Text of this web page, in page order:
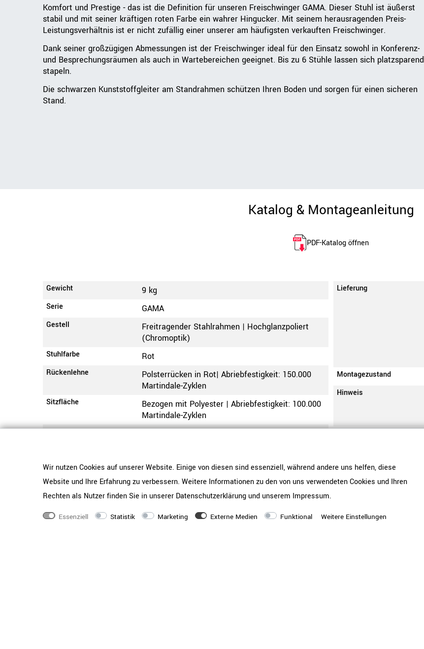
Komfort und Prestige - das ist die Definition für unseren Freischwinger GAMA. Dieser Stuhl ist äußerst
stabil und mit seiner kräftigen roten Farbe ein wahrer Hingucker. Mit seinem herausragenden Preis-
Leistungsverhältnis ist er nicht zufällig einer unserer am häufigsten verkauften Freischwinger.
Dank seiner großzügigen Abmessungen ist der Freischwinger ideal für den Einsatz sowohl in Konferenz-
und Besprechungsräumen als auch in Wartebereichen geeignet. Bis zu 6 Stühle lassen sich platzsparend
stapeln.
Die schwarzen Kunststoffgleiter am Standrahmen schützen Ihren Boden und sorgen für einen sicheren
Stand.
Katalog & Montageanleitung
PDF-Katalog öffnen
Gewicht 9 kg
Serie GAMA
Gestell
Freitragender Stahlrahmen | Hochglanzpoliert
(Chromoptik)
Stuhlfarbe Rot
Rückenlehne
Polsterrücken in Rot| Abriebfestigkeit: 150.000
Martindale-Zyklen
Sitzfläche
Bezogen mit Polyester | Abriebfestigkeit: 100.000
Martindale-Zyklen
Armlehnen
450 mm | Sitztiefe 500 mm | Rückenlehne 330
Lieferung
Montagezustand
Hinweis
Wir nutzen Cookies auf unserer Website. Einige von diesen sind essenziell, während andere uns helfen, diese
Website und Ihre Erfahrung zu verbessern. Weitere Informationen zu den von uns verwendeten Cookies und Ihren
Rechten als Nutzer finden Sie in unserer Daten­schutz­erklärung und unserem Impressum.
Essenziell Statistik Marketing Externe Medien Funktional Weitere Einstellungen